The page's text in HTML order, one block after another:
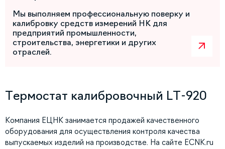
Мы выполняем профессиональную поверку и
калибровку средств измерений НК для
предприятий промышленности,
строительства, энергетики и других
отраслей.
Термостат калибровочный LT-920
Компания ЕЦНК занимается продажей качественного
оборудования для осуществления контроля качества
выпускаемых изделий на производстве. На сайте ECNK.ru